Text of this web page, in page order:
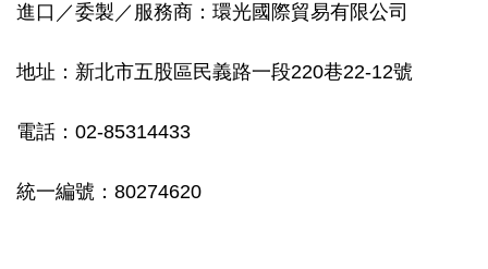
進口／委製／服務商：環光國際貿易有限公司
地址：新北市五股區民義路一段220巷22-12號
電話：02-85314433
統一編號：80274620